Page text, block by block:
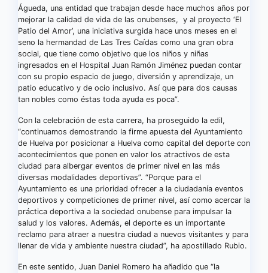
Águeda, una entidad que trabajan desde hace muchos años por
mejorar la calidad de vida de las onubenses, y al proyecto ‘El
Patio del Amor’, una iniciativa surgida hace unos meses en el
seno la hermandad de Las Tres Caídas como una gran obra
social, que tiene como objetivo que los niños y niñas
ingresados en el Hospital Juan Ramón Jiménez puedan contar
con su propio espacio de juego, diversión y aprendizaje, un
patio educativo y de ocio inclusivo. Así que para dos causas
tan nobles como éstas toda ayuda es poca”.
Con la celebración de esta carrera, ha proseguido la edil,
“continuamos demostrando la firme apuesta del Ayuntamiento
de Huelva por posicionar a Huelva como capital del deporte con
acontecimientos que ponen en valor los atractivos de esta
ciudad para albergar eventos de primer nivel en las más
diversas modalidades deportivas”. “Porque para el
Ayuntamiento es una prioridad ofrecer a la ciudadanía eventos
deportivos y competiciones de primer nivel, así como acercar la
práctica deportiva a la sociedad onubense para impulsar la
salud y los valores. Además, el deporte es un importante
reclamo para atraer a nuestra ciudad a nuevos visitantes y para
llenar de vida y ambiente nuestra ciudad”, ha apostillado Rubio.
En este sentido, Juan Daniel Romero ha añadido que “la